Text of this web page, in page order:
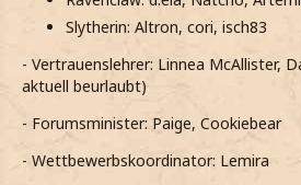
Slytherin: Altron, cori, isch83
- Vertrauenslehrer: Linnea McAllister,
aktuell beurlaubt)
- Forumsminister: Paige, Cookiebear
- Wettbewerbskoordinator: Lemira